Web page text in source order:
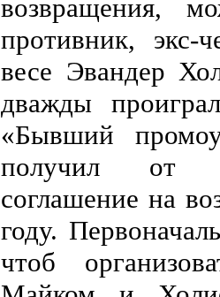
возвращения,
противник,
весе Эвандер
дважды
«Бывший
получил от
соглашение на
году.
чтоб